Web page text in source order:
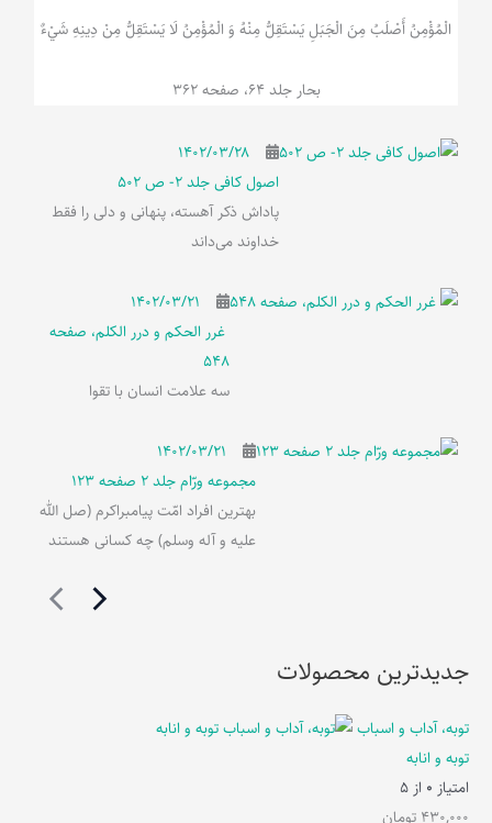
الْمُؤْمِنُ‌ أَصْلَبُ‌ مِنَ‌ الْجَبَلِ‌ یَسْتَقِلُّ مِنْهُ وَ الْمُؤْمِنُ لَا يَسْتَقِلُّ مِنْ دِينِهِ شَيْ‌ءٌ
بحار جلد 64، صفحه 362
۱۴۰۲/۰۳/۲۸
اصول کافی جلد 2- ص 502
پاداش ذکر آهسته، پنهانی و دلی را فقط
خداوند می‌داند
۱۴۰۲/۰۳/۲۱
غرر الحکم و درر الکلم، صفحه
548
سه علامت انسان با تقوا
۱۴۰۲/۰۳/۲۱
مجموعه ورّام جلد 2 صفحه 123
بهترین افراد امّت پیامبراکرم (صل الله
علیه و آله وسلم) چه کسانی هستند
جدیدترین محصولات
توبه، آداب و اسباب
توبه و انابه
امتیاز 0 از 5
430,000 تومان